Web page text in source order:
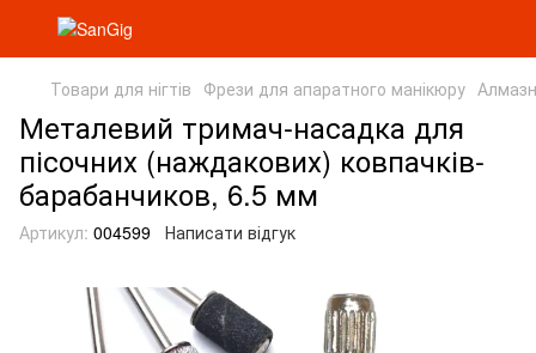
Товари для нігтів Фрези для апаратного манікюру
Металевий тримач-насадка для
пісочних (наждакових) ковпачків-
барабанчиков, 6.5 мм
Артикул: 004599 Написати відгук